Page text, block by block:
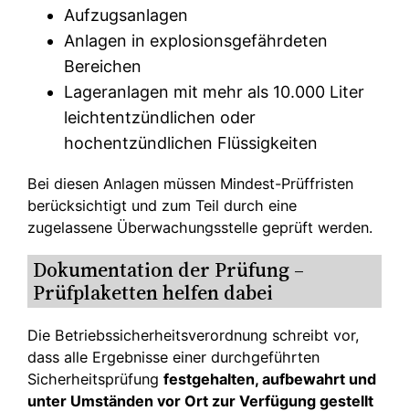
Aufzugsanlagen
Anlagen in explosionsgefährdeten
Bereichen
Lageranlagen mit mehr als 10.000 Liter
leichtentzündlichen oder
hochentzündlichen Flüssigkeiten
Bei diesen Anlagen müssen Mindest-Prüffristen
berücksichtigt und zum Teil durch eine
zugelassene Überwachungsstelle geprüft werden.
Dokumentation der Prüfung –
Prüfplaketten helfen dabei
Die Betriebssicherheitsverordnung schreibt vor,
dass alle Ergebnisse einer durchgeführten
Sicherheitsprüfungfestgehalten, aufbewahrt und
unter Umständen vor Ort zur Verfügung gestellt